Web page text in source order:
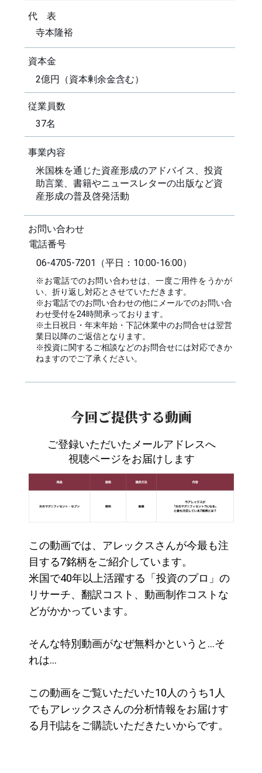
代 表
寺本隆裕
2億円（資本剰余金含む）
資本金
従業員数
37名
米国株を通じた資産形成のアドバイス、投資
助言業、書籍やニュースレターの出版など資
産形成の普及啓発活動
事業内容
お問い合わせ
電話番号
06-4705-7201（平日：10:00-16:00）
※お電話でのお問い合わせは、一度ご用件をうかが
い、折り返し対応とさせていただきます。
※お電話でのお問い合わせの他にメールでのお問い合
わせ受付を24時間承っております。
※土日祝日・年末年始・下記休業中のお問合せは翌営
業日以降のご返信となります。
※投資に関するご相談などのお問合せには対応できか
ねますのでご了承ください。
今回ご提供する動画
ご登録いただいたメールアドレスへ
視聴ページをお届けします
この動画では、アレックスさんが今最も注
目する7銘柄をご紹介しています。
米国で40年以上活躍する 「投資のプロ」の
リサーチ、 翻訳コスト、 動画制作コストな
どがかかっています。
そんな特別動画がなぜ無料かというと…そ
れは…
この動画をご覧いただいた10人のうち1人
でもアレックスさんの分析情報をお届けす
る月刊誌をご購読いただきたいからです。